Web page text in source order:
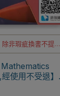
非瑕疵換書不提供
款
請洽LINE客服訂購
使用不受退】